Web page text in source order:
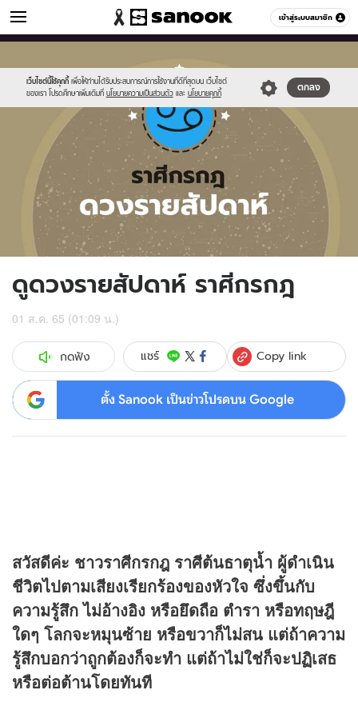
เข้าสู่ระบบสมาชิก
ดูดวง หมวดอื่นๆ
เว็บไซต์นี้ใช้คุกกี้ เพื่อให้ท่านได้รับประสบการณ์การใช้งานที่ดีที่สุดบน เว็บไซต์
ของเรา โปรดศึกษาเพิ่มเติมที่ นโยบายความเป็นส่วนตัว และ นโยบายคุกกี้
ตกลง
new-
sanook.png
horoscope-
cancer_zodia.jpg
ดูดวงรายสัปดาห์ ราศีกรกฎ
01 ส.ค. 65 (01:09 น.)
กดฟัง แชร์ Copy link
ตั้ง Sanook เป็นข่าวโปรดบน Google
สวัสดีค่ะ ชาวราศีกรกฎ ราศีต้นธาตุน้ำ ผู้ดำเนิน
ชีวิตไปตามเสียงเรียกร้องของหัวใจ ซึ่งขึ้นกับ
ความรู้สึก ไม่อ้างอิง หรือยึดถือ ตำรา หรือทฤษฎี
ใดๆ โลกจะหมุนซ้าย หรือขวาก็ไม่สน แต่ถ้าความ
รู้สึกบอกว่าถูกต้องก็จะทำ แต่ถ้าไม่ใช่ก็จะปฏิเสธ
หรือต่อต้านโดยทันที